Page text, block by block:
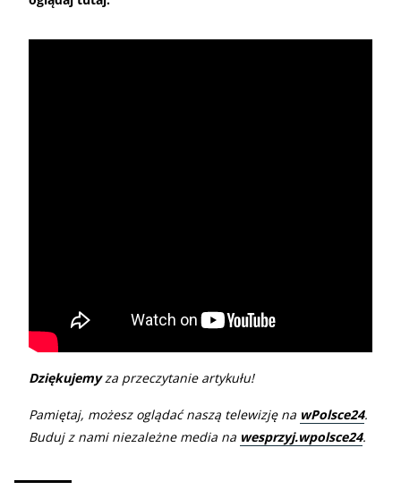
Dziękujemyza przeczytanie artykułu!
Pamiętaj, możesz oglądać naszą telewizję na wPolsce24.
Buduj z nami niezależne media na wesprzyj.wpolsce24.